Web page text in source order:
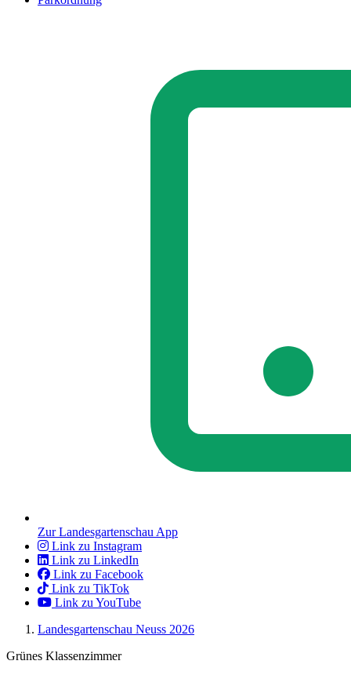
Zur Landesgartenschau App
Link zu Instagram
Link zu LinkedIn
Link zu Facebook
Link zu TikTok
Link zu YouTube
Landesgartenschau Neuss 2026
Grünes Klassenzimmer